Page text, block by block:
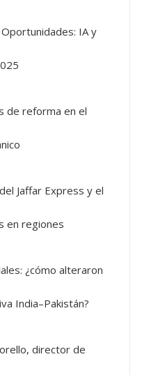
IA y
de reforma en el
Jaffar Express y el
en regiones
¿cómo alteraron
India–Pakistán?
director de